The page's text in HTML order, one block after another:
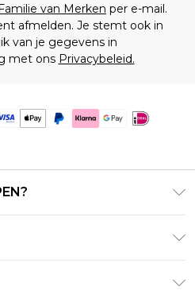
van Merken per e-mail.
afmelden. Je stemt ook in
van je gegevens in
met ons Privacybeleid.